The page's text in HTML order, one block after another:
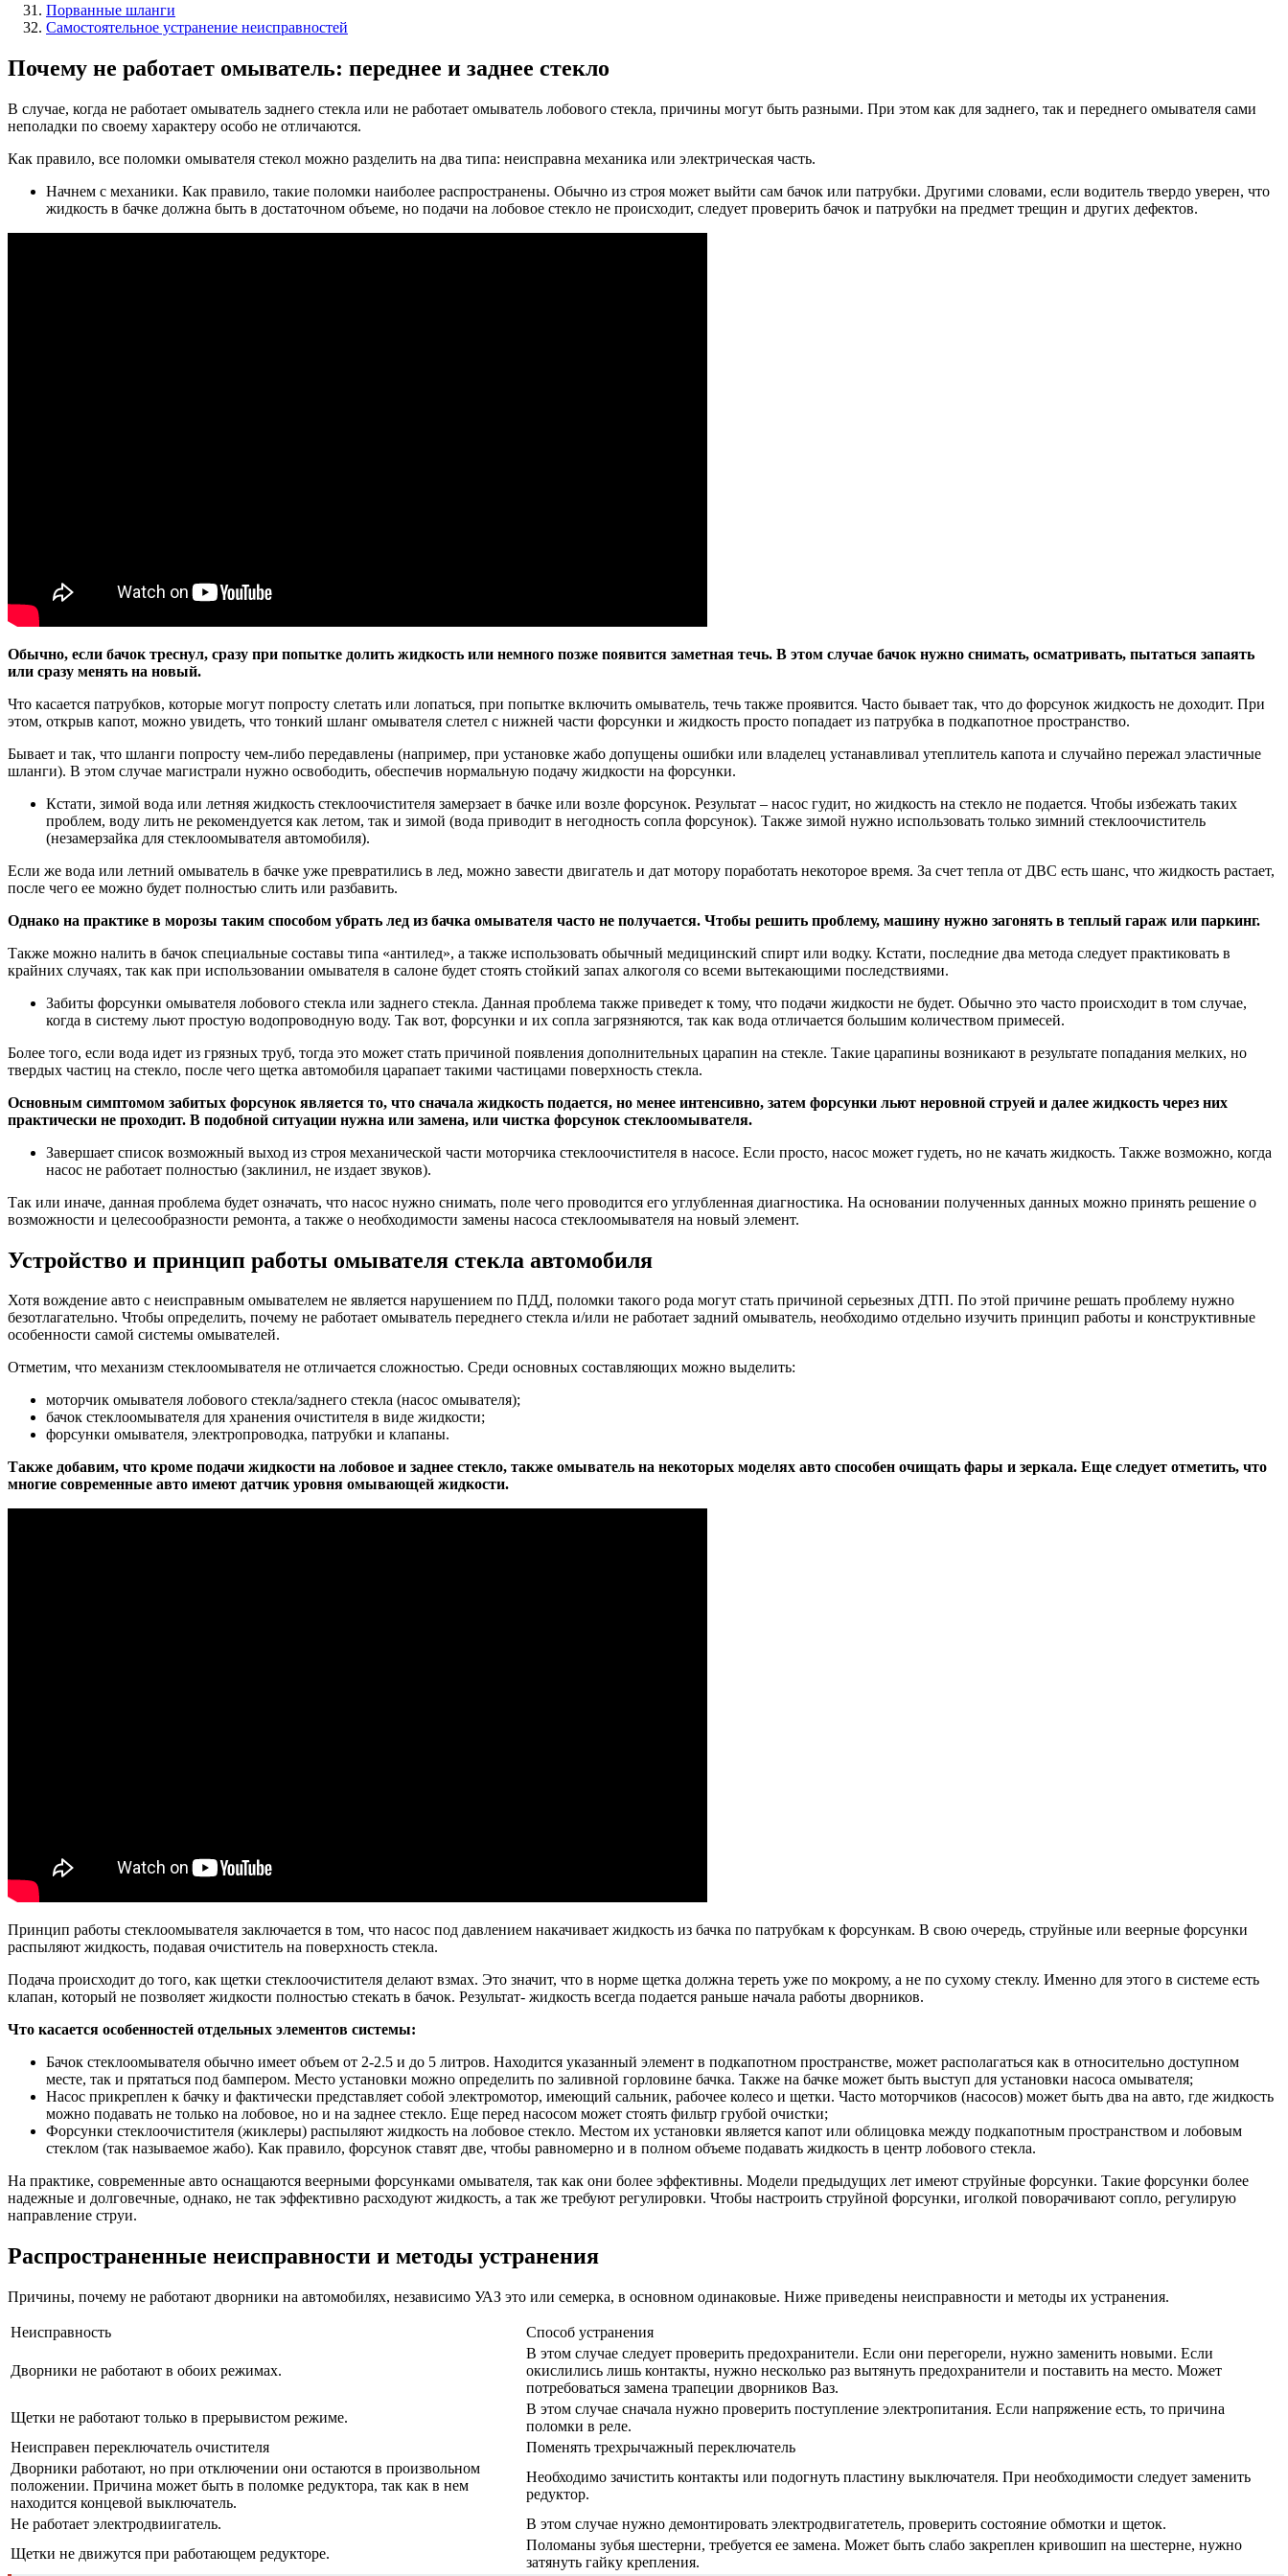
Порванные шланги
Самостоятельное устранение неисправностей
Почему не работает омыватель: переднее и заднее стекло
В случае, когда не работает омыватель заднего стекла или не работает омыватель лобового стекла, причины могут быть разными. При этом как для заднего, так и переднего омывателя сами
неполадки по своему характеру особо не отличаются.
Как правило, все поломки омывателя стекол можно разделить на два типа: неисправна механика или электрическая часть.
Начнем с механики. Как правило, такие поломки наиболее распространены. Обычно из строя может выйти сам бачок или патрубки. Другими словами, если водитель твердо уверен, что
жидкость в бачке должна быть в достаточном объеме, но подачи на лобовое стекло не происходит, следует проверить бачок и патрубки на предмет трещин и других дефектов.
Обычно, если бачок треснул, сразу при попытке долить жидкость или немного позже появится заметная течь. В этом случае бачок нужно снимать, осматривать, пытаться запаять
или сразу менять на новый.
Что касается патрубков, которые могут попросту слетать или лопаться, при попытке включить омыватель, течь также проявится. Часто бывает так, что до форсунок жидкость не доходит. При
этом, открыв капот, можно увидеть, что тонкий шланг омывателя слетел с нижней части форсунки и жидкость просто попадает из патрубка в подкапотное пространство.
Бывает и так, что шланги попросту чем-либо передавлены (например, при установке жабо допущены ошибки или владелец устанавливал утеплитель капота и случайно пережал эластичные
шланги). В этом случае магистрали нужно освободить, обеспечив нормальную подачу жидкости на форсунки.
Кстати, зимой вода или летняя жидкость стеклоочистителя замерзает в бачке или возле форсунок. Результат – насос гудит, но жидкость на стекло не подается. Чтобы избежать таких
проблем, воду лить не рекомендуется как летом, так и зимой (вода приводит в негодность сопла форсунок). Также зимой нужно использовать только зимний стеклоочиститель
(незамерзайка для стеклоомывателя автомобиля).
Если же вода или летний омыватель в бачке уже превратились в лед, можно завести двигатель и дат мотору поработать некоторое время. За счет тепла от ДВС есть шанс, что жидкость растает,
после чего ее можно будет полностью слить или разбавить.
Однако на практике в морозы таким способом убрать лед из бачка омывателя часто не получается. Чтобы решить проблему, машину нужно загонять в теплый гараж или паркинг.
Также можно налить в бачок специальные составы типа «антилед», а также использовать обычный медицинский спирт или водку. Кстати, последние два метода следует практиковать в
крайних случаях, так как при использовании омывателя в салоне будет стоять стойкий запах алкоголя со всеми вытекающими последствиями.
Забиты форсунки омывателя лобового стекла или заднего стекла. Данная проблема также приведет к тому, что подачи жидкости не будет. Обычно это часто происходит в том случае,
когда в систему льют простую водопроводную воду. Так вот, форсунки и их сопла загрязняются, так как вода отличается большим количеством примесей.
Более того, если вода идет из грязных труб, тогда это может стать причиной появления дополнительных царапин на стекле. Такие царапины возникают в результате попадания мелких, но
твердых частиц на стекло, после чего щетка автомобиля царапает такими частицами поверхность стекла.
Основным симптомом забитых форсунок является то, что сначала жидкость подается, но менее интенсивно, затем форсунки льют неровной струей и далее жидкость через них
практически не проходит. В подобной ситуации нужна или замена, или чистка форсунок стеклоомывателя.
Завершает список возможный выход из строя механической части моторчика стеклоочистителя в насосе. Если просто, насос может гудеть, но не качать жидкость. Также возможно, когда
насос не работает полностью (заклинил, не издает звуков).
Так или иначе, данная проблема будет означать, что насос нужно снимать, поле чего проводится его углубленная диагностика. На основании полученных данных можно принять решение о
возможности и целесообразности ремонта, а также о необходимости замены насоса стеклоомывателя на новый элемент.
Устройство и принцип работы омывателя стекла автомобиля
Хотя вождение авто с неисправным омывателем не является нарушением по ПДД, поломки такого рода могут стать причиной серьезных ДТП. По этой причине решать проблему нужно
безотлагательно. Чтобы определить, почему не работает омыватель переднего стекла и/или не работает задний омыватель, необходимо отдельно изучить принцип работы и конструктивные
особенности самой системы омывателей.
Отметим, что механизм стеклоомывателя не отличается сложностью. Среди основных составляющих можно выделить:
моторчик омывателя лобового стекла/заднего стекла (насос омывателя);
бачок стеклоомывателя для хранения очистителя в виде жидкости;
форсунки омывателя, электропроводка, патрубки и клапаны.
Также добавим, что кроме подачи жидкости на лобовое и заднее стекло, также омыватель на некоторых моделях авто способен очищать фары и зеркала. Еще следует отметить, что
многие современные авто имеют датчик уровня омывающей жидкости.
Принцип работы стеклоомывателя заключается в том, что насос под давлением накачивает жидкость из бачка по патрубкам к форсункам. В свою очередь, струйные или веерные форсунки
распыляют жидкость, подавая очиститель на поверхность стекла.
Подача происходит до того, как щетки стеклоочистителя делают взмах. Это значит, что в норме щетка должна тереть уже по мокрому, а не по сухому стеклу. Именно для этого в системе есть
клапан, который не позволяет жидкости полностью стекать в бачок. Результат- жидкость всегда подается раньше начала работы дворников.
Что касается особенностей отдельных элементов системы:
Бачок стеклоомывателя обычно имеет объем от 2-2.5 и до 5 литров. Находится указанный элемент в подкапотном пространстве, может располагаться как в относительно доступном
месте, так и прятаться под бампером. Место установки можно определить по заливной горловине бачка. Также на бачке может быть выступ для установки насоса омывателя;
Насос прикреплен к бачку и фактически представляет собой электромотор, имеющий сальник, рабочее колесо и щетки. Часто моторчиков (насосов) может быть два на авто, где жидкость
можно подавать не только на лобовое, но и на заднее стекло. Еще перед насосом может стоять фильтр грубой очистки;
Форсунки стеклоочистителя (жиклеры) распыляют жидкость на лобовое стекло. Местом их установки является капот или облицовка между подкапотным пространством и лобовым
стеклом (так называемое жабо). Как правило, форсунок ставят две, чтобы равномерно и в полном объеме подавать жидкость в центр лобового стекла.
На практике, современные авто оснащаются веерными форсунками омывателя, так как они более эффективны. Модели предыдущих лет имеют струйные форсунки. Такие форсунки более
надежные и долговечные, однако, не так эффективно расходуют жидкость, а так же требуют регулировки. Чтобы настроить струйной форсунки, иголкой поворачивают сопло, регулирую
направление струи.
Распространенные неисправности и методы устранения
Причины, почему не работают дворники на автомобилях, независимо УАЗ это или семерка, в основном одинаковые. Ниже приведены неисправности и методы их устранения.
Неисправность Способ устранения
Дворники не работают в обоих режимах.
В этом случае следует проверить предохранители. Если они перегорели, нужно заменить новыми. Если
окислились лишь контакты, нужно несколько раз вытянуть предохранители и поставить на место. Может
потребоваться замена трапеции дворников Ваз.
Щетки не работают только в прерывистом режиме.
В этом случае сначала нужно проверить поступление электропитания. Если напряжение есть, то причина
поломки в реле.
Неисправен переключатель очистителя
Поменять трехрычажный переключатель
Дворники работают, но при отключении они остаются в произвольном
положении. Причина может быть в поломке редуктора, так как в нем
находится концевой выключатель.
Необходимо зачистить контакты или подогнуть пластину выключателя. При необходимости следует заменить
редуктор.
Не работает электродвиигатель.
В этом случае нужно демонтировать электродвигатетель, проверить состояние обмотки и щеток.
Щетки не движутся при работающем редукторе.
Поломаны зубья шестерни, требуется ее замена. Может быть слабо закреплен кривошип на шестерне, нужно
затянуть гайку крепления.